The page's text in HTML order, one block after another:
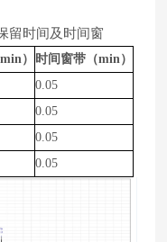
留时间及时间窗
） 时间窗带（min）
0.05
0.05
0.05
0.05